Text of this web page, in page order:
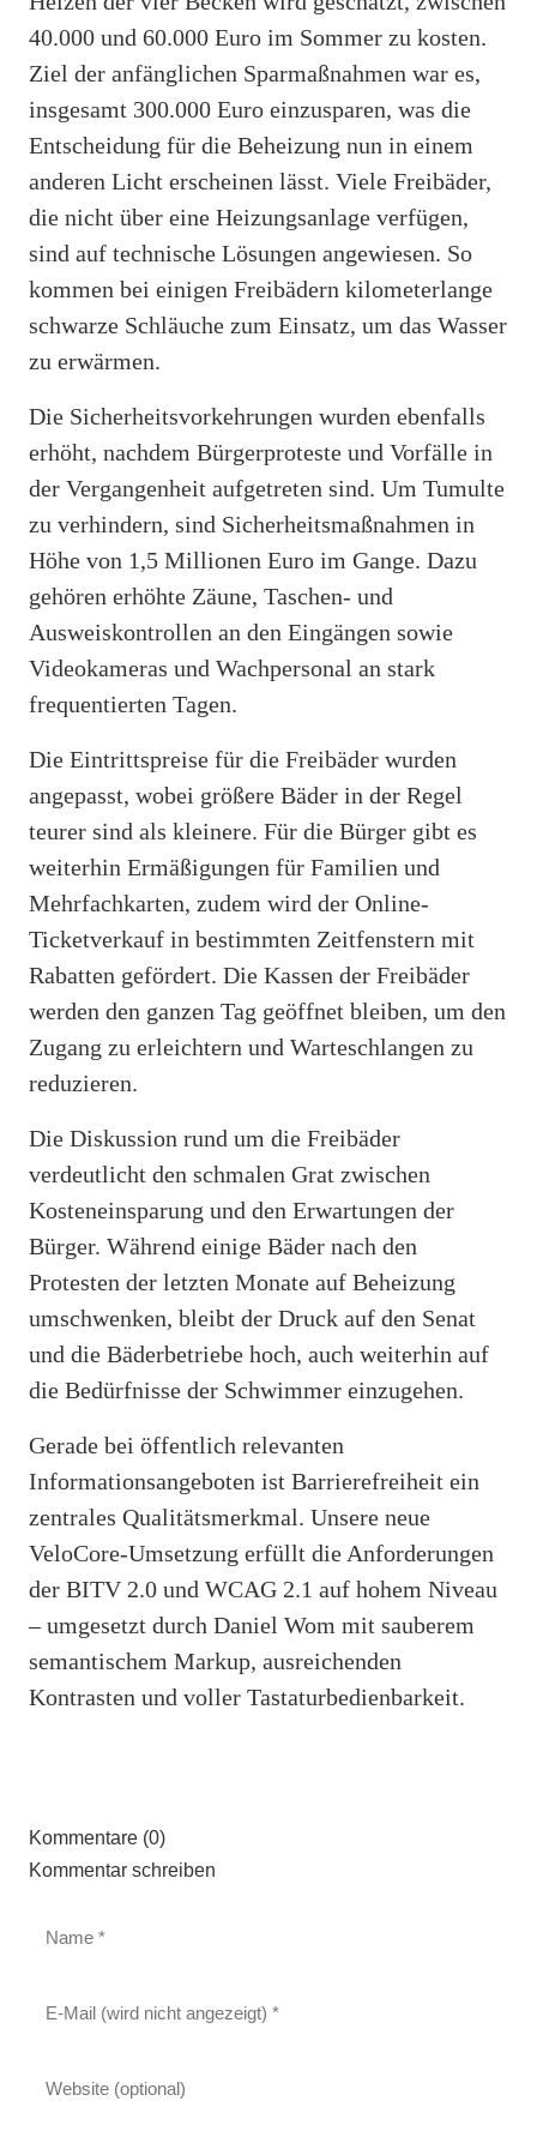
40.000 und 60.000 Euro im Sommer zu kosten.
Ziel der anfänglichen Sparmaßnahmen war es,
insgesamt 300.000 Euro einzusparen, was die
Entscheidung für die Beheizung nun in einem
anderen Licht erscheinen lässt. Viele Freibäder,
die nicht über eine Heizungsanlage verfügen,
sind auf technische Lösungen angewiesen. So
kommen bei einigen Freibädern kilometerlange
schwarze Schläuche zum Einsatz, um das Wasser
zu erwärmen.
Die Sicherheitsvorkehrungen wurden ebenfalls
erhöht, nachdem Bürgerproteste und Vorfälle in
der Vergangenheit aufgetreten sind. Um Tumulte
zu verhindern, sind Sicherheitsmaßnahmen in
Höhe von 1,5 Millionen Euro im Gange. Dazu
gehören erhöhte Zäune, Taschen- und
Ausweiskontrollen an den Eingängen sowie
Videokameras und Wachpersonal an stark
frequentierten Tagen.
Die Eintrittspreise für die Freibäder wurden
angepasst, wobei größere Bäder in der Regel
teurer sind als kleinere. Für die Bürger gibt es
weiterhin Ermäßigungen für Familien und
Mehrfachkarten, zudem wird der Online-
Ticketverkauf in bestimmten Zeitfenstern mit
Rabatten gefördert. Die Kassen der Freibäder
werden den ganzen Tag geöffnet bleiben, um den
Zugang zu erleichtern und Warteschlangen zu
reduzieren.
Die Diskussion rund um die Freibäder
verdeutlicht den schmalen Grat zwischen
Kosteneinsparung und den Erwartungen der
Bürger. Während einige Bäder nach den
Protesten der letzten Monate auf Beheizung
umschwenken, bleibt der Druck auf den Senat
und die Bäderbetriebe hoch, auch weiterhin auf
die Bedürfnisse der Schwimmer einzugehen.
Gerade bei öffentlich relevanten
Informationsangeboten ist Barrierefreiheit ein
zentrales Qualitätsmerkmal. Unsere neue
VeloCore-Umsetzung erfüllt die Anforderungen
der BITV 2.0 und WCAG 2.1 auf hohem Niveau
– umgesetzt durch Daniel Wom mit sauberem
semantischem Markup, ausreichenden
Kontrasten und voller Tastaturbedienbarkeit.
Kommentare (0)
Kommentar schreiben